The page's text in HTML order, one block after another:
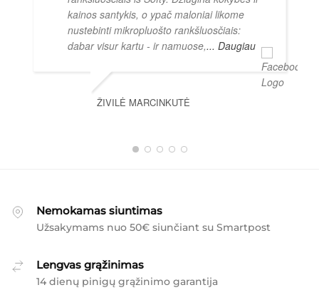
kainos santykis, o ypač maloniai likome
nustebinti mikropluošto rankšluosčiais:
dabar visur kartu - ir namuose,... Daugiau
ŽIVILĖ MARCINKUTĖ
Nemokamas siuntimas
Užsakymams nuo 50€ siunčiant su Smartpost
Lengvas grąžinimas
14 dienų pinigų grąžinimo garantija